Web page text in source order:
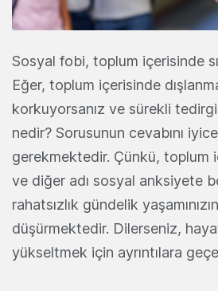
Sosyal fobi, toplum içerisinde
Eğer, toplum içerisinde
korkuyorsanız ve sürekli
nedir? Sorusunun cevabını
gerekmektedir. Çünkü, toplum
ve diğer adı sosyal anksiyete
rahatsızlık gündelik
düşürmektedir. Dilerseniz,
yükseltmek için ayrıntılara